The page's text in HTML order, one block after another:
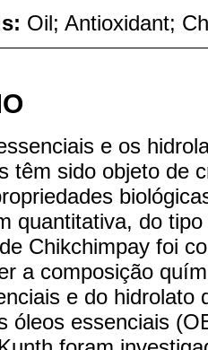
Oil; Antioxidant;
e os
têm sido objeto de
quantitativa, do
Chikchimpay foi
a composição
e do hidrolato
óleos essenciais